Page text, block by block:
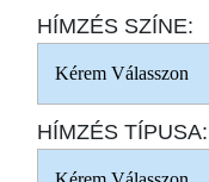
HÍMZÉS SZÍNE:
HÍMZÉS TÍPUSA: